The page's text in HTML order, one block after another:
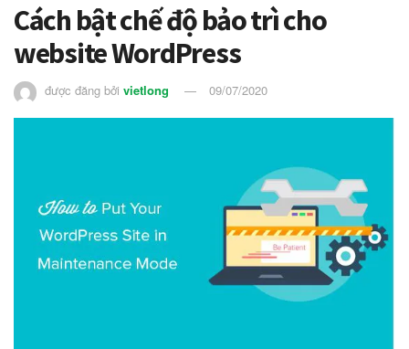
Cách bật chế độ bảo trì cho
website WordPress
được đăng bởi vietlong 09/07/2020